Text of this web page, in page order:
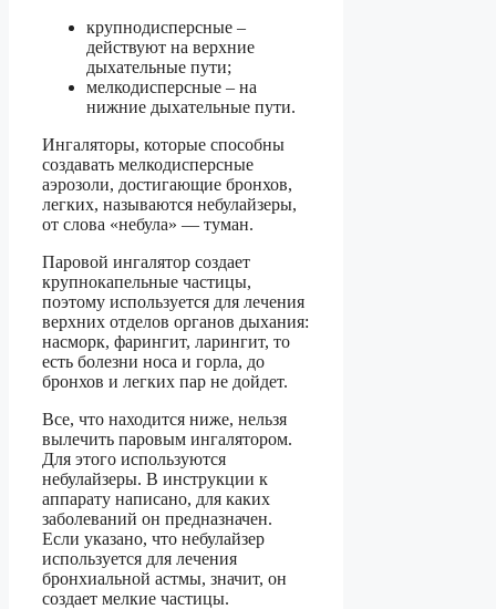
крупнодисперсные –
действуют на верхние
дыхательные пути;
мелкодисперсные – на
нижние дыхательные пути.
Ингаляторы, которые способны
создавать мелкодисперсные
аэрозоли, достигающие бронхов,
легких, называются небулайзеры,
от слова «небула» — туман.
Паровой ингалятор создает
крупнокапельные частицы,
поэтому используется для лечения
верхних отделов органов дыхания:
насморк, фарингит, ларингит, то
есть болезни носа и горла, до
бронхов и легких пар не дойдет.
Все, что находится ниже, нельзя
вылечить паровым ингалятором.
Для этого используются
небулайзеры. В инструкции к
аппарату написано, для каких
заболеваний он предназначен.
Если указано, что небулайзер
используется для лечения
бронхиальной астмы, значит, он
создает мелкие частицы.